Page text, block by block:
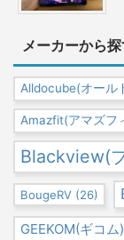
メーカーから
Alldocube(オール
Amazfit(アマズフ
Blackview(
BougeRV (26)
GEEKOM(ギコム)